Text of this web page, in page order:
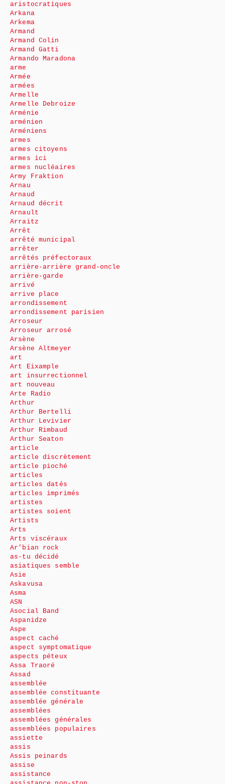
aristocratiques
Arkana
Arkema
Armand
Armand Colin
Armand Gatti
Armando Maradona
arme
Armée
armées
Armelle
Armelle Debroize
Arménie
arménien
Arméniens
armes
armes citoyens
armes ici
armes nucléaires
Army Fraktion
Arnau
Arnaud
Arnaud décrit
Arnault
Arraitz
Arrêt
arrêté municipal
arrêter
arrêtés préfectoraux
arrière-arrière grand-oncle
arrière-garde
arrivé
arrive place
arrondissement
arrondissement parisien
Arroseur
Arroseur arrosé
Arsène
Arsène Altmeyer
art
Art Eixample
art insurrectionnel
art nouveau
Arte Radio
Arthur
Arthur Bertelli
Arthur Levivier
Arthur Rimbaud
Arthur Seaton
article
article discrètement
article pioché
articles
articles datés
articles imprimés
artistes
artistes soient
Artists
Arts
Arts viscéraux
Ar’bian rock
as-tu décidé
asiatiques semble
Asie
Askavusa
Asma
ASN
Asocial Band
Aspanidze
Aspe
aspect caché
aspect symptomatique
aspects péteux
Assa Traoré
Assad
assemblée
assemblée constituante
assemblée générale
assemblées
assemblées générales
assemblées populaires
assiette
assis
Assis peinards
assise
assistance